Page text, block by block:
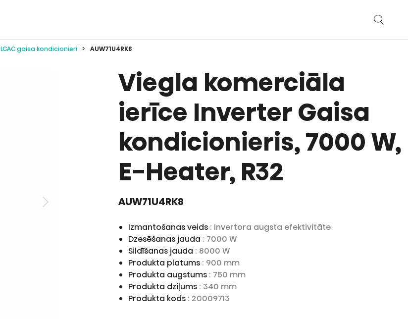
LCAC gaisa kondicionieri AUW71U4RK8
Viegla komerciāla
ierīce Inverter Gaisa
kondicionieris, 7000 W,
E-Heater, R32
AUW71U4RK8
Izmantošanas veids : Invertora augsta efektivitāte
Dzesēšanas jauda : 7000 W
Sildīšanas jauda : 8000 W
Produkta platums : 900 mm
Produkta augstums : 750 mm
Produkta dziļums : 340 mm
Produkta kods : 20009713